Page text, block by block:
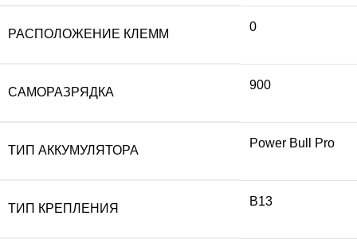
РАСПОЛОЖЕНИЕ КЛЕММ
0
САМОРАЗРЯДКА
900
ТИП АККУМУЛЯТОРА
Power Bull Pro
ТИП КРЕПЛЕНИЯ
B13